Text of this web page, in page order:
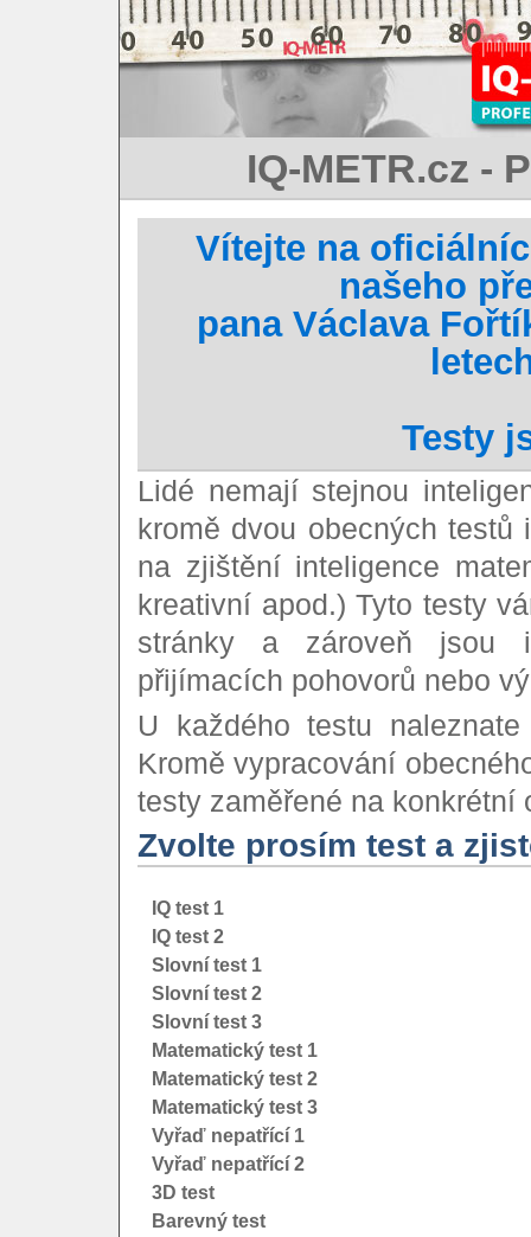
IQ-METR.cz -
Vítejte na
našeho
pana Václava
Testy
Lidé nemají stejnou
kromě dvou obecných
na zjištění inteligence
kreativní apod.) Tyto testy
stránky a zároveň jsou
přijímacích pohovorů nebo
U každého testu
Kromě vypracování
testy zaměřené na konkrétní
Zvolte prosím test a
IQ test 1
IQ test 2
Slovní test 1
Slovní test 2
Slovní test 3
Matematický test 1
Matematický test 2
Matematický test 3
Vyřaď nepatřící 1
Vyřaď nepatřící 2
3D test
Barevný test